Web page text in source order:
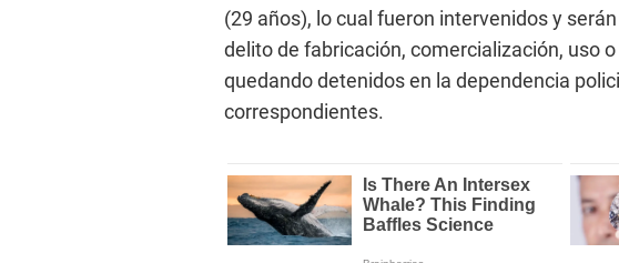
(29 años), lo cual fueron intervenidos y
delito de fabricación, comercialización, uso
quedando detenidos en la dependencia
correspondientes.